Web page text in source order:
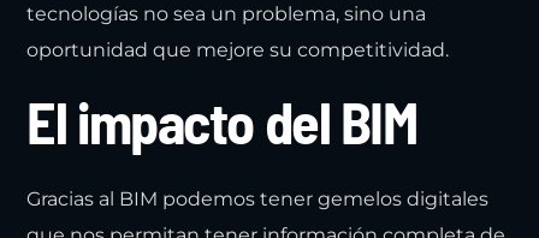
tecnologías no sea un problema, sino una
oportunidad que mejore su competitividad.
El impacto del BIM
Gracias al BIM podemos tener gemelos digitales